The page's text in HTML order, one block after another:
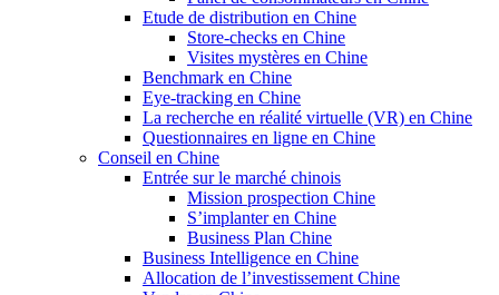
Etude de distribution en Chine
Store-checks en Chine
Visites mystères en Chine
Benchmark en Chine
Eye-tracking en Chine
La recherche en réalité virtuelle (VR) en Chine
Questionnaires en ligne en Chine
Conseil en Chine
Entrée sur le marché chinois
Mission prospection Chine
S’implanter en Chine
Business Plan Chine
Business Intelligence en Chine
Allocation de l’investissement Chine